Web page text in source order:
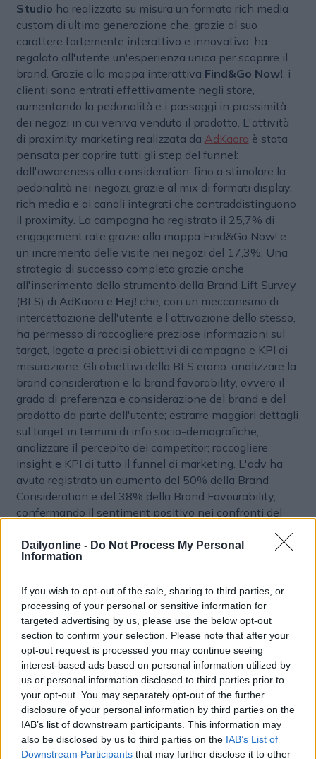
Dailyonline - Do Not Process My Personal
Information
If you wish to opt-out of the sale, sharing to third parties, or
processing of your personal or sensitive information for
targeted advertising by us, please use the below opt-out
section to confirm your selection. Please note that after your
opt-out request is processed you may continue seeing
interest-based ads based on personal information utilized by
us or personal information disclosed to third parties prior to
your opt-out. You may separately opt-out of the further
disclosure of your personal information by third parties on the
IAB’s list of downstream participants. This information may
also be disclosed by us to third parties on the IAB’s List of
Downstream Participants that may further disclose it to other
Studio ha realizzato su misura un formato rich media
custom di ultima generazione che, grazie al suo
carattere fortemente interattivo e innovativo, ha
regalato all'utente un'esperienza unica per scoprire il
brand. Grazie alla mappa interattiva Find&Go Now! , i
clienti sono entrati effettivamente negli store,
aumentando la pedonalità e i passaggi in prossimità
dei negozi in cui veniva venduto il prodotto. L'attività
di proximity marketing realizzata da AdKaora è stata
pensata per coprire tutti gli step del funnel:
dall'awareness alla consideration, fino a stimolare la
pedonalità nei negozi, grazie al mix di formati display,
rich media e ai canali integrati che contraddistinguono
il proximity. La campagna ha registrato il 25,7% di
engagement rate grazie alla mappa Find&Go Now! e
un incremento delle visite nei negozi del 17,3%. Una
strategia di successo completa grazie anche
all'inserimento dello strumento della Brand Lift Survey
(BLS) di AdKaora e Hej! che, con un meccanismo di
intercettazione dell'utente e l'attivazione dello stesso,
ha permesso di raccogliere preziose informazioni sul
target, legate a precisi obiettivi di campagna e KPI di
misurazione. Gli obiettivi della BLS erano: analizzare la
brand consideration e la brand favorability, ovvero il
grado di preferenza e considerazione del brand e del
prodotto da parte dell'utente; estrarre maggiori dettagli
sul target in termini di info socio-demografiche;
analizzare il percepito dei competitor; raccogliere
insight e KPI di tutto il funnel di marketing. L'adv ha
avuto registrato un aumento del 50% della Brand
Consideration e del 38% della Brand Favourability,
confermando il sentiment positivo nei confronti del
verificare, inoltre, i fattori differenzianti del prodotto e
conoscere qualche informazione in più sul target, come
del brand all'interno della sfera concorrenziale, grazie
alla tecnologia del marketing conversazionale
integrato con l'AI.
PROXIMITY MARKETING BRAND MARKETING